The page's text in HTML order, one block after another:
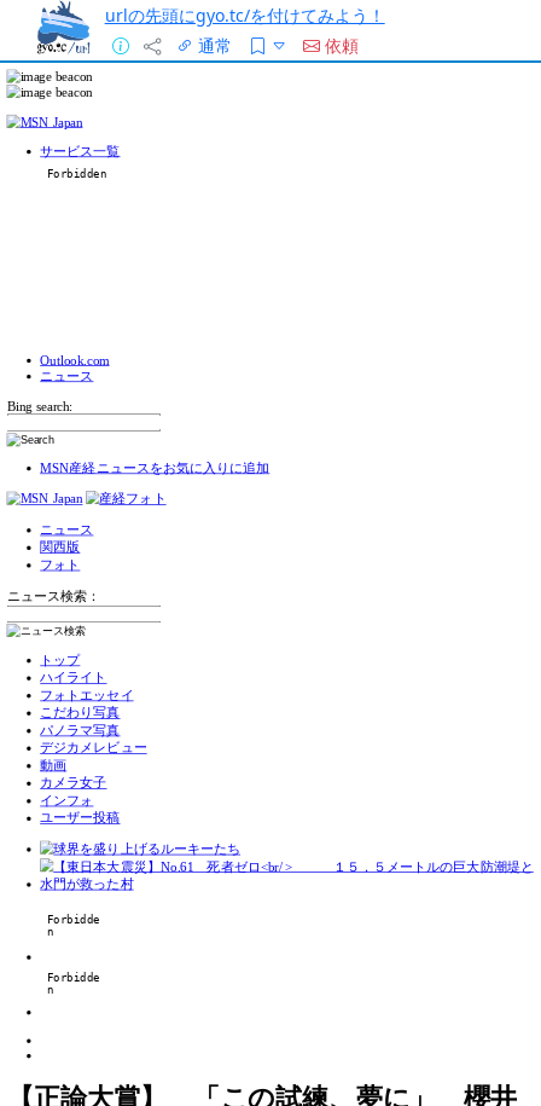
urlの先頭にgyo.tc/を付けてみよう！
通常
依頼